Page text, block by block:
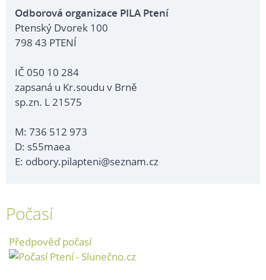
Odborová organizace PILA Ptení
Ptenský Dvorek 100
798 43 PTENÍ
IČ 050 10 284
zapsaná u Kr.soudu v Brně
sp.zn. L 21575
M: 736 512 973
D: s55maea
E: odbory.pilapteni@seznam.cz
Počasí
Předpověď počasí